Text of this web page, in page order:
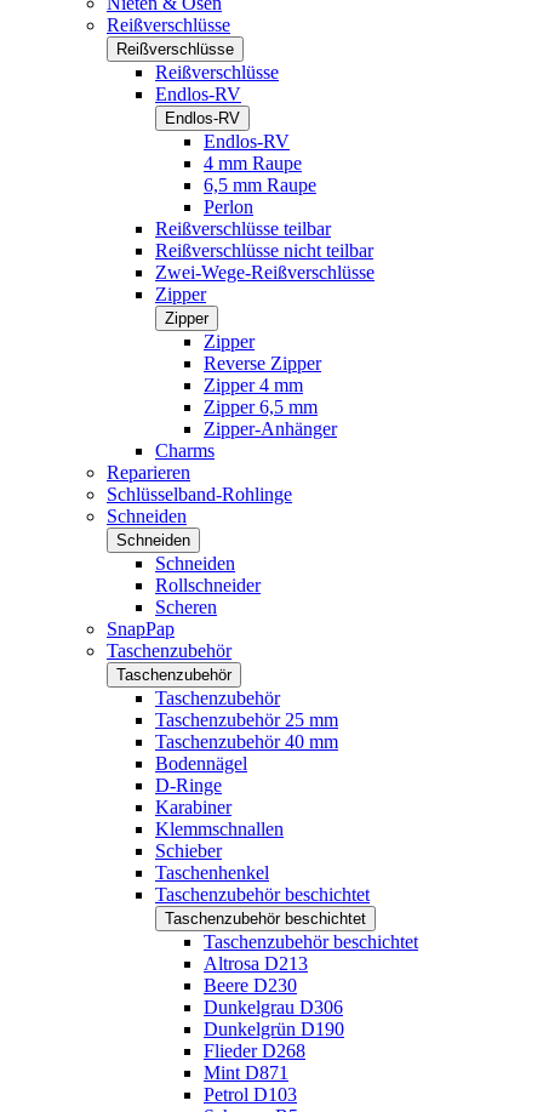
Reißverschlüsse
Reißverschlüsse
Reißverschlüsse
Endlos-RV
Endlos-RV
Endlos-RV
4 mm Raupe
6,5 mm Raupe
Perlon
Reißverschlüsse teilbar
Reißverschlüsse nicht teilbar
Zwei-Wege-Reißverschlüsse
Zipper
Zipper
Zipper
Reverse Zipper
Zipper 4 mm
Zipper 6,5 mm
Zipper-Anhänger
Charms
Reparieren
Schlüsselband-Rohlinge
Schneiden
Schneiden
Schneiden
Rollschneider
Scheren
SnapPap
Taschenzubehör
Taschenzubehör
Taschenzubehör
Taschenzubehör 25 mm
Taschenzubehör 40 mm
Bodennägel
D-Ringe
Karabiner
Klemmschnallen
Schieber
Taschenhenkel
Taschenzubehör beschichtet
Taschenzubehör beschichtet
Taschenzubehör beschichtet
Altrosa D213
Beere D230
Dunkelgrau D306
Dunkelgrün D190
Flieder D268
Mint D871
Petrol D103